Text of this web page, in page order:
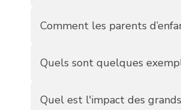
Comment les parents
Quels sont quelques
Quel est l'impact des